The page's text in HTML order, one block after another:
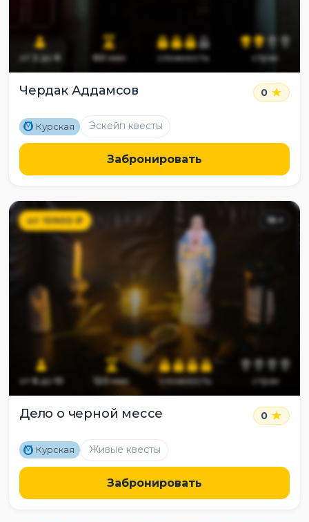
от 2 до6 60мин сложность страх
Чердак Аддамсов 0
M Курская Эскейп квесты
Забронировать
от 10900₽ 16+
от6до 10 120мин сложность страх
Дело о черной мессе 0
M Курская Живые квесты
Забронировать